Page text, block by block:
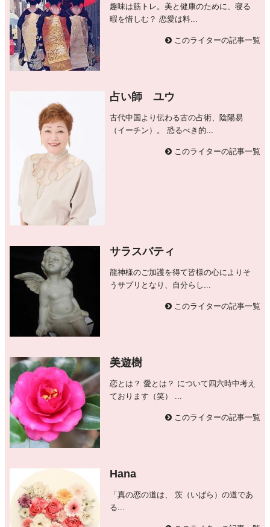
趣味は筋トレ。美と健康のために、寝る
暇を惜しむ？ 恋愛は料...
このライターの記事一覧
占い師 ユウ
古代中国より伝わる古の占術、陰陽易
（イーチン）。 恐るべき的...
このライターの記事一覧
サラスバティ
龍神様のご加護を得て皆様の心によりそ
うサプリとなり、自分らし...
このライターの記事一覧
美遊樹
恋とは？ 愛とは？ について四六時中考え
ております（笑） ...
このライターの記事一覧
Hana
「真の恋の道は、 茨（いばら）の道であ
る...